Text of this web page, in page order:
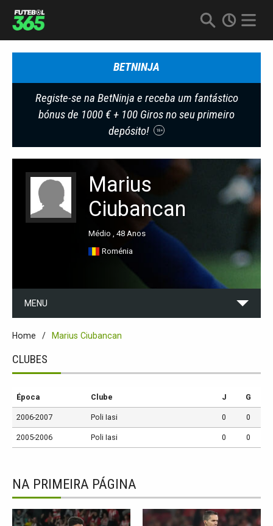
BETNINJA
Registe-se na BetNinja e receba um fantástico
bónus de 1000 € + 100 Giros no seu primeiro
depósito!
18+
Marius
Ciubancan
Médio , 48 Anos
Roménia
MENU
Home Marius Ciubancan
CLUBES
Época Clube J G
2006-2007 Poli Iasi 0 0
2005-2006 Poli Iasi 0 0
NA PRIMEIRA PÁGINA